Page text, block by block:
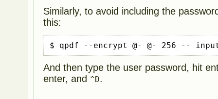
Similarly, to avoid including the
this:
$ qpdf --encrypt @- @- 256 --
And then type the user password, hit
enter, and^D.